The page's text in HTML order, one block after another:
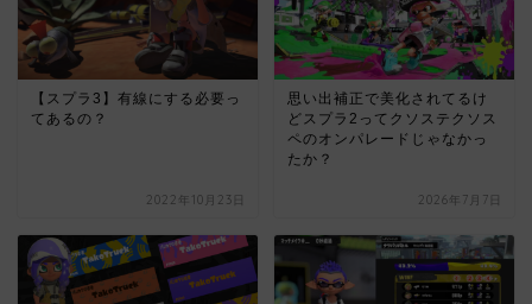
【スプラ3】有線にする必要っ
てあるの？
2022年10月23日
思い出補正で美化されてるけ
どスプラ2ってクソステクソス
ペのオンパレードじゃなかっ
たか？
2026年7月7日